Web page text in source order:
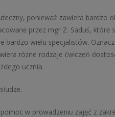
ponieważ zawiera bardzo
przez mgr Z. Saduś, które
bardzo wielu specjalistów.
różne rodzaje ćwiczeń
ucznia.
w prowadzeniu zajęć z